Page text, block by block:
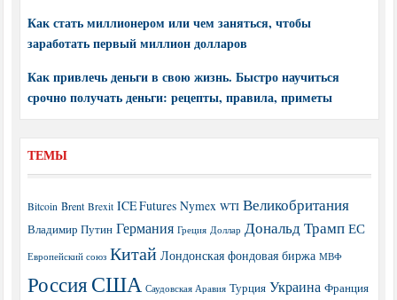
Как стать миллионером или чем заняться, чтобы
заработать первый миллион долларов
Как привлечь деньги в свою жизнь. Быстро научиться
срочно получать деньги: рецепты, правила, приметы
ТЕМЫ
Bitcoin Brent Brexit ICE Futures Nymex WTI Великобритания
Владимир Путин Германия Греция Доллар Дональд Трамп ЕС
Европейский союз Китай Лондонская фондовая биржа МВФ
РоссияСША Саудовская Аравия Турция Украина Франция